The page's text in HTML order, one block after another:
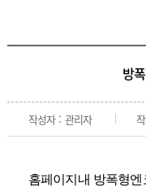
방
작성자 : 관리자
홈페이지내 방폭형